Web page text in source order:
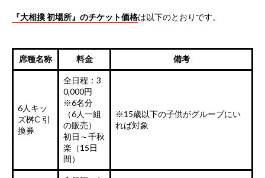
『大相撲 初場所』のチケット価格は以下のとおりです。
席種名称 料金 備考
6人キッ
ズ桝C 引
換券
全日程：3
0,000円
※6名分
（6人一組
の販売）
初日～千秋
楽（15日
間）
※15歳以下の子供がグループにい
れば対象